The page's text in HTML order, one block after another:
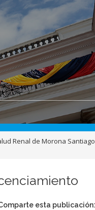
Renal de Morona
esta publicación: